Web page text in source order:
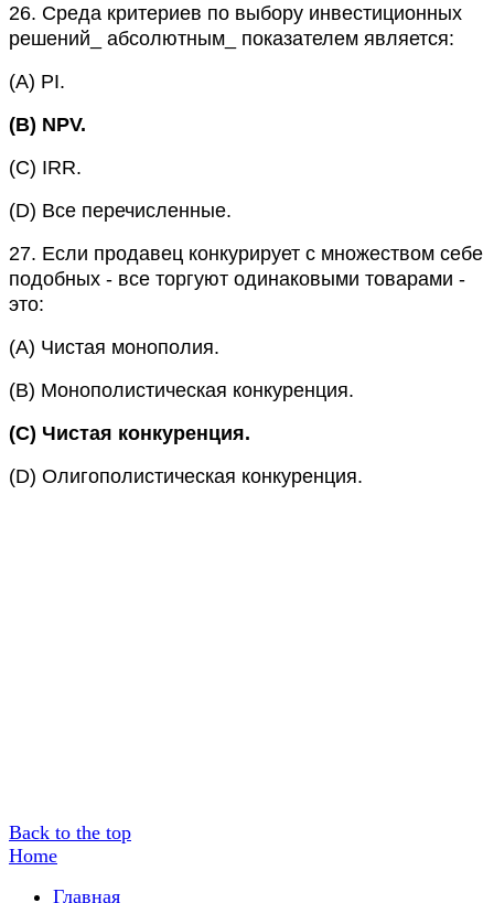
26. Среда критериев по выбору инвестиционных
решений_ абсолютным_ показателем является:
(A) PI.
(B) NPV.
(C) IRR.
(D) Все перечисленные.
27. Если продавец конкурирует с множеством себе
подобных - все торгуют одинаковыми товарами -
это:
(A) Чистая монополия.
(B) Монополистическая конкуренция.
(C) Чистая конкуренция.
(D) Олигополистическая конкуренция.
Back to the top
Home
Главная